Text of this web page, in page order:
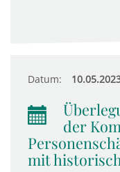
Datum:
der
mit